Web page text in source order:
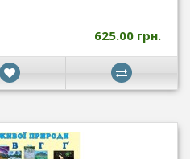
625.00 грн.